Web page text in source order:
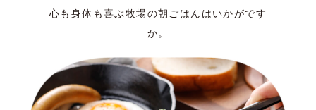
心も身体も喜ぶ牧場の朝ごはんはいかがです
か。